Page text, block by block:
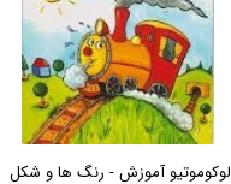
لوکوموتیو آموزش - رنگ ها و شکل